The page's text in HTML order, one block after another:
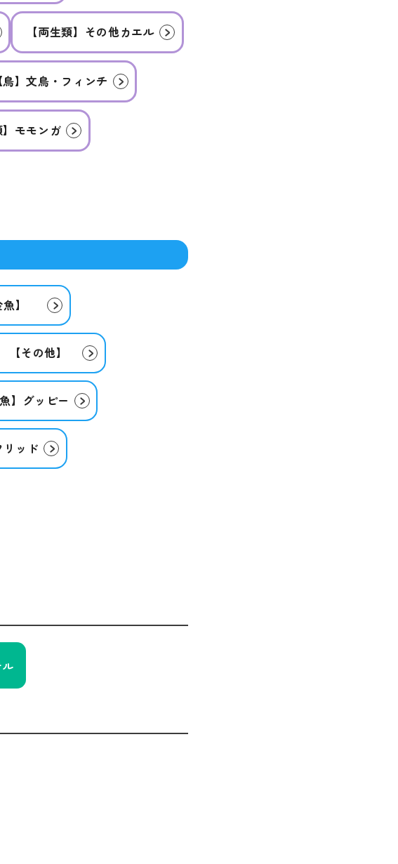
【両生類】その他カエル
【鳥】文鳥・フィンチ
】モモンガ
魚】
【その他】
魚】グッピー
リッド
ル